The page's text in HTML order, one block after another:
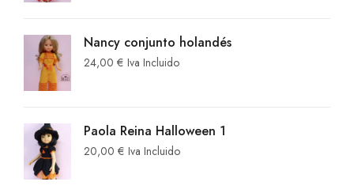
Nancy conjunto holandés
24,00 € Iva Incluido
Paola Reina Halloween 1
20,00 € Iva Incluido